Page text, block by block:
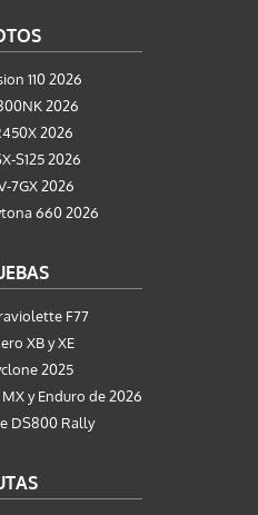
110 2026
2026
2026
S125 2026
7GX 2026
660 2026
F77
XB y XE
2025
y Enduro de 2026
DS800 Rally